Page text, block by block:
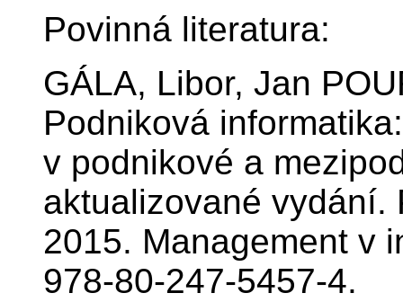
Povinná literatura:
GÁLA, Libor, Jan
Podniková
v podnikové a
aktualizované vydání.
2015. Management v
978-80-247-5457-4.